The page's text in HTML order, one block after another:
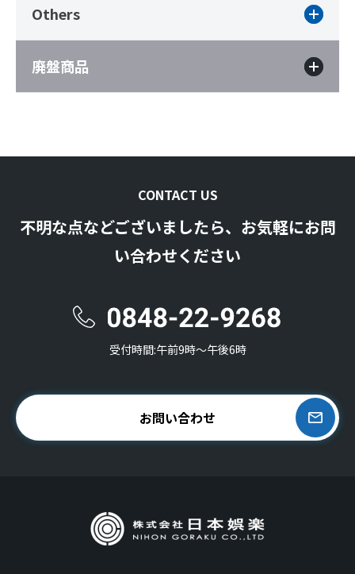
Others
廃盤商品
CONTACT US
不明な点などございましたら、お気軽にお問
い合わせください
受付時間:午前9時〜午後6時
お問い合わせ